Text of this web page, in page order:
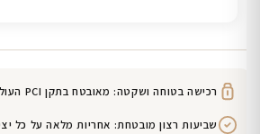
רכישה בטוחה ושקטה: מאובטח בתקן PCI העולמי
שביעות רצון מובטחת: אחריות מלאה על כל